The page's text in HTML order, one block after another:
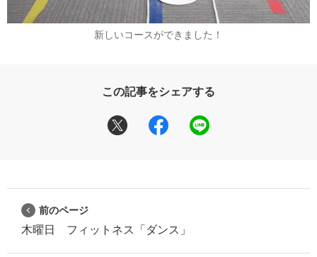
新しいコースができました！
この記事をシェアする
前のページ
木曜日 フィットネス「ダンス」